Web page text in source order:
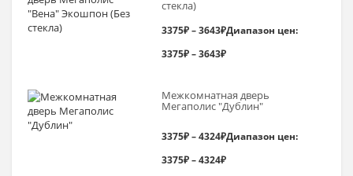
стекла)
3375₽–3643₽Диапазон цен:
3375₽ – 3643₽
Межкомнатная дверь
Мегаполис "Дублин"
3375₽–4324₽Диапазон цен:
3375₽ – 4324₽